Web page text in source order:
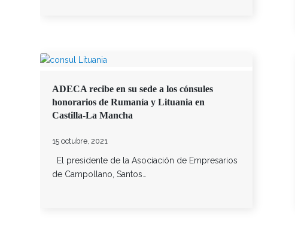
ADECA recibe en su sede a los cónsules
honorarios de Rumanía y Lituania en
Castilla-La Mancha
15 octubre, 2021
El presidente de la Asociación de Empresarios
de Campollano, Santos…